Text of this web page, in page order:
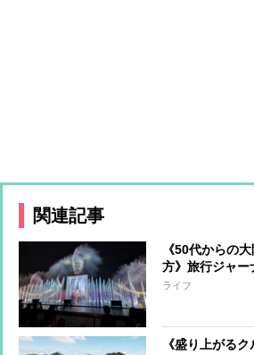
関連記事
《50代からの
方》旅行ジャー
てみると…「思
ライフ
《盛り上がる